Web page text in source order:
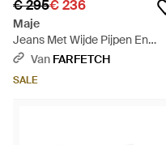
€ 295€ 236
Maje
Jeans Met Wijde Pijpen En
Geborduurde Bloemen - Blauw
Van FARFETCH
SALE